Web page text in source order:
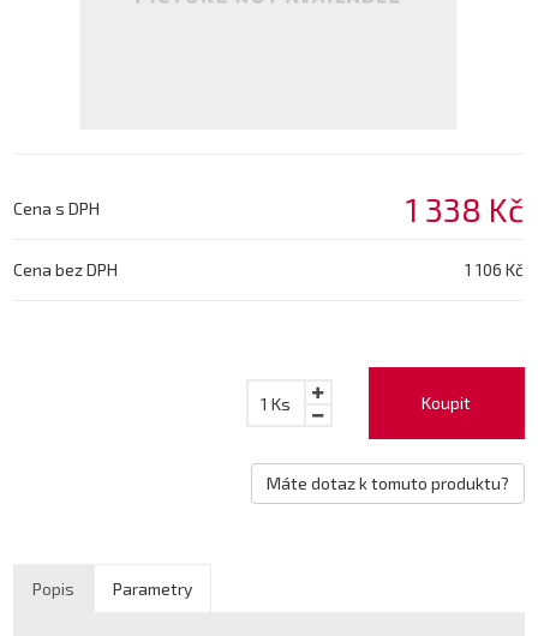
Cena s DPH 1 338 Kč
Cena bez DPH 1 106 Kč
Koupit
1 Ks
Máte dotaz k tomuto produktu?
Popis Parametry